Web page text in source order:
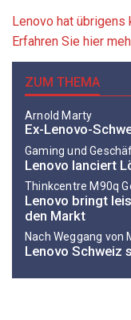
Lenovo hat übrigens
Erfahren Sie hier
ZUM THEMA
Arnold Marty
Ex-Lenovo-
Gaming und
Lenovo lanciert
Thinkcentre M90q
Lenovo bringt
den Markt
Nach Weggang von
Lenovo Schweiz